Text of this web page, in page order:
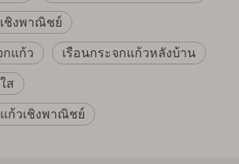
ชิงพาณิชย์
กแก้ว เรือนกระจกแก้วหลังบ้าน
ส
ก้วเชิงพาณิชย์